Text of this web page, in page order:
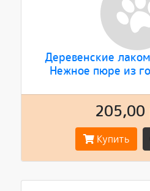
Деревенские
Нежное пюре из
205,00
Купить